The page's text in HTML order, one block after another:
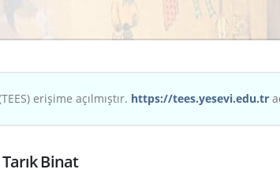
erişime açılmıştır. https://tees.yesevi.edu.tr
Tarık Binat